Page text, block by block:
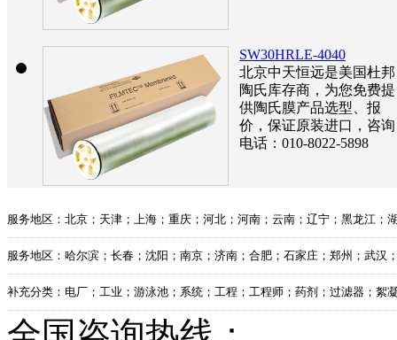
SW30HRLE-4040
北京中天恒远是美国杜邦
陶氏库存商，为您免费提
供陶氏膜产品选型、报
价，保证原装进口，咨询
电话：010-8022-5898
服务地区：北京；天津；上海；重庆；河北；河南；云南；辽宁；黑龙江
服务地区：哈尔滨；长春；沈阳；南京；济南；合肥；石家庄；郑州；武
补充分类：电厂；工业；游泳池；系统；工程；工程师；药剂；过滤器；絮